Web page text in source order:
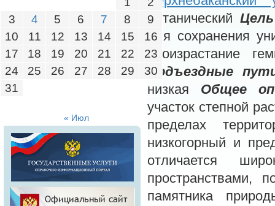
ботанический
для сохранения
произрастание
Подъездные
низкая Общее
участок степной
пределах
низкогорный и
отличается
пространствами,
памятника
3
4 5 6 7 8
9
10
11 12 13 14 15
16
17
18 19 20 21 22
23
24
25 26 27 28 29
30
31
« Июл